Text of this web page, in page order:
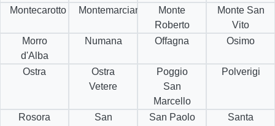
Montecarotto Montemarciano
Monte
Roberto
Monte San
Vito
Morro
d'Alba
Numana Offagna Osimo
Ostra
Ostra
Vetere
Poggio
San
Marcello
Polverigi
Rosora
San
San Paolo
Santa